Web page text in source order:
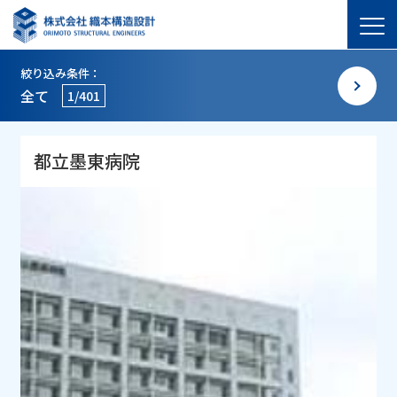
絞り込み条件：
全て 1/401
都立墨東病院